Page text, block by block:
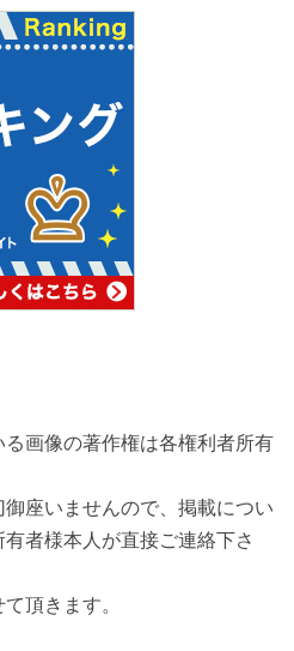
画像の著作権は各権利者所有
座いませんので、掲載につい
者様本人が直接ご連絡下さ
頂きます。